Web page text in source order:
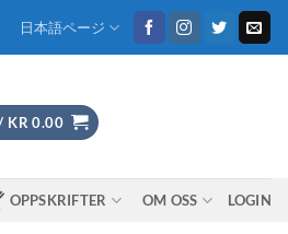
日本語ページ
KR 0.00
OPPSKRIFTER OM OSS LOGIN